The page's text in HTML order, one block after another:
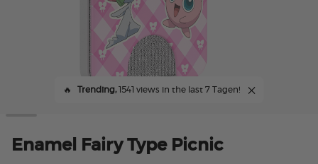
🔥 Trending,1541 views in the last 7 Tagen!
Enamel Fairy Type Picnic